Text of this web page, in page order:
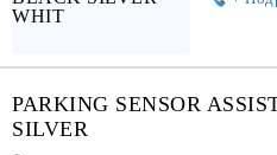
PARKING SENSOR
SILVER